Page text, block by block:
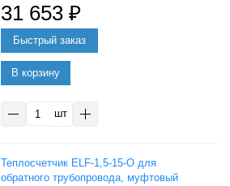
31 653 ₽
В корзину
шт
Теплосчетчик ELF-1,5-15-О для
обратного трубопровода, муфтовый